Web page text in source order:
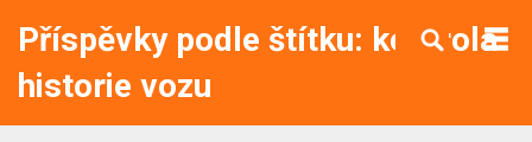
Příspěvky podle štítku: kontrola
historie vozu